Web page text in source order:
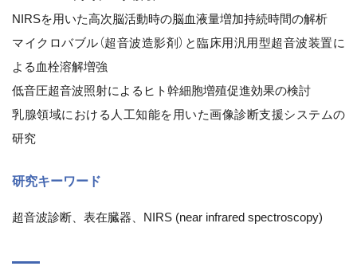
NIRSを用いた高次脳活動時の脳血液量増加持続時間の解析
マイクロバブル（超音波造影剤）と臨床用汎用型超音波装置に
よる血栓溶解増強
低音圧超音波照射によるヒト幹細胞増殖促進効果の検討
乳腺領域における人工知能を用いた画像診断支援システムの
研究
研究キーワード
超音波診断、表在臓器、NIRS (near infrared spectroscopy)